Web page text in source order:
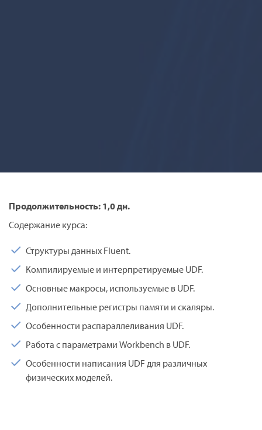
Продолжительность: 1,0 дн.
Содержание курса:
Структуры данных Fluent.
Компилируемые и интерпретируемые UDF.
Основные макросы, используемые в UDF.
Дополнительные регистры памяти и скаляры.
Особенности распараллеливания UDF.
Работа с параметрами Workbench в UDF.
Особенности написания UDF для различных
физических моделей.